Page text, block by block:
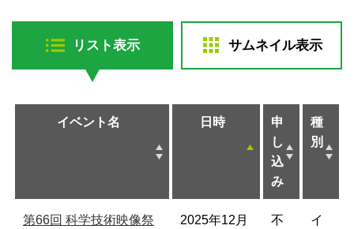
リスト表示 サムネイル表示
イベント名 日時
申
し
込
み
種
別
第66回 科学技術映像祭
2025年12月
不
イ